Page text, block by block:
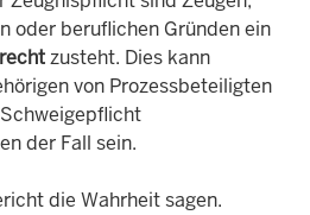
oder beruflichen Gründen ein
zusteht. Dies kann
von Prozessbeteiligten
der Fall sein.
die Wahrheit sagen.